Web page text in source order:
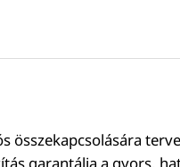
garantálja a gyors,